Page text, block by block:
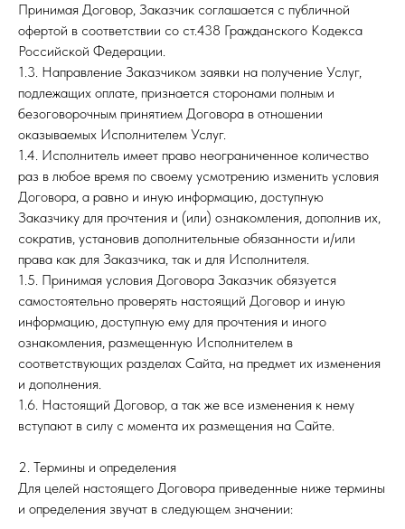
Принимая Договор, Заказчик соглашается с публичной
офертой в соответствии со ст.438 Гражданского Кодекса
Российской Федерации.
1.3. Направление Заказчиком заявки на получение Услуг,
подлежащих оплате, признается сторонами полным и
безоговорочным принятием Договора в отношении
оказываемых Исполнителем Услуг.
1.4. Исполнитель имеет право неограниченное количество
раз в любое время по своему усмотрению изменить условия
Договора, а равно и иную информацию, доступную
Заказчику для прочтения и (или) ознакомления, дополнив их,
сократив, установив дополнительные обязанности и/или
права как для Заказчика, так и для Исполнителя.
1.5. Принимая условия Договора Заказчик обязуется
самостоятельно проверять настоящий Договор и иную
информацию, доступную ему для прочтения и иного
ознакомления, размещенную Исполнителем в
соответствующих разделах Сайта, на предмет их изменения
и дополнения.
1.6. Настоящий Договор, а так же все изменения к нему
вступают в силу с момента их размещения на Сайте.
2. Термины и определения
Для целей настоящего Договора приведенные ниже термины
и определения звучат в следующем значении: